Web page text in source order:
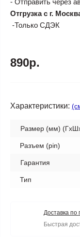
- Отправить через
Отгрузка с г.
-Только СДЭК
890р.
Характеристики:
Размер (мм)
Разъем (pin)
Гарантия
Тип
Доставка по
Быстрая